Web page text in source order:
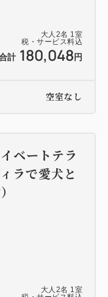
大人 2名 1 室
税・サービス料込
計 180,048 円
空室なし
大人 2名 1 室
ベートテラ
ラで愛犬と